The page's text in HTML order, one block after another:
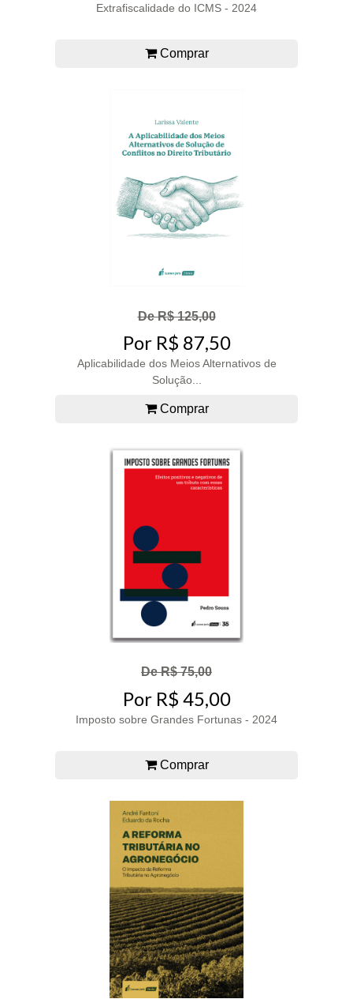
Extrafiscalidade do ICMS - 2024
Comprar
De R$ 125,00
Por R$ 87,50
Aplicabilidade dos Meios Alternativos de
Solução...
Comprar
De R$ 75,00
Por R$ 45,00
Imposto sobre Grandes Fortunas - 2024
Comprar